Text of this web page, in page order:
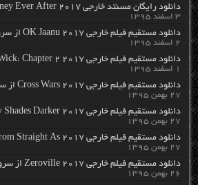
دانلود رایگان مسنتد خارجی Britney Ever After 2017 با لینک مستقیم
۳ اسفند ۱۳۹۵
دانلود مستقیم فیلم خارجی OK Jaanu 2017 از سرور سایت
۲ اسفند ۱۳۹۵
دانلود مستقیم فیلم خارجی John Wick: Chapter 2 2017 از سرور سایت
۱ اسفند ۱۳۹۵
دانلود مستقیم فیلم خارجی Cross Wars 2017 از سرور سایت
۲۷ بهمن ۱۳۹۵
دانلود مستقیم فیلم خارجی Fifty Shades Darker 2017 از سرور سایت
۲۷ بهمن ۱۳۹۵
دانلود مستقیم فیلم خارجی From Straight As 2017 از سرور سایت
۲۷ بهمن ۱۳۹۵
دانلود مستقیم فیلم خارجی Zeroville 2017 از سرور سایت
۲۶ بهمن ۱۳۹۵